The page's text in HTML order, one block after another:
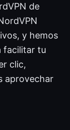
de
y hemos
facilitar tu
clic,
aprovechar